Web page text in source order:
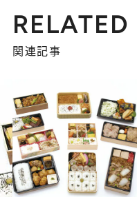
RELATED
関連記事